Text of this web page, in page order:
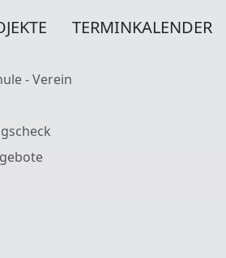
- Verein
TERMINKALENDER